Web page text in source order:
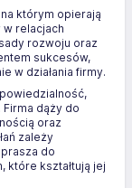
którym opierają
w relacjach
rozwoju oraz
sukcesów,
w działania firmy.
dąży do
oraz
zależy
do
które kształtują jej